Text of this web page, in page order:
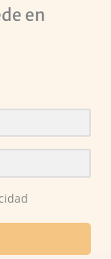
en